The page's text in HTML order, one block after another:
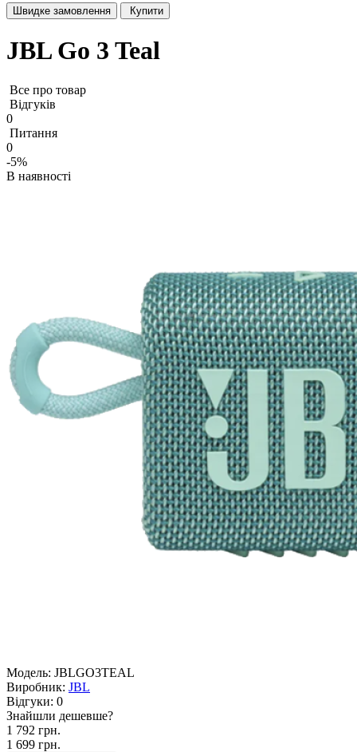
Швидке замовлення Купити
JBL Go 3 Teal
Все про товар
Відгуків
0
Питання
0
-5%
В наявності
Модель: JBLGO3TEAL
Виробник: JBL
Відгуки: 0
Знайшли дешевше?
1 792 грн.
1 699 грн.